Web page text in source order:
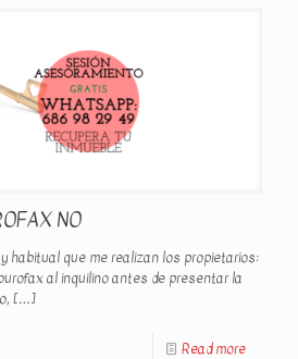
NO
habitual que me realizan los propietarios:
al inquilino antes de presentar la
[…]
Read more